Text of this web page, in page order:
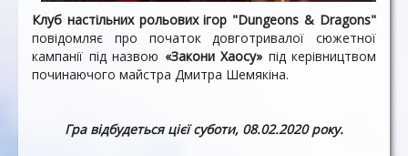
Клуб настільних рольових ігор "Dungeons & Dragons"
повідомляє про початок довготривалої сюжетної
кампанії під назвою «Закони Хаосу» під керівництвом
починаючого майстра Дмитра Шемякіна.
Гра відбудеться цієї суботи, 08.02.2020 року.